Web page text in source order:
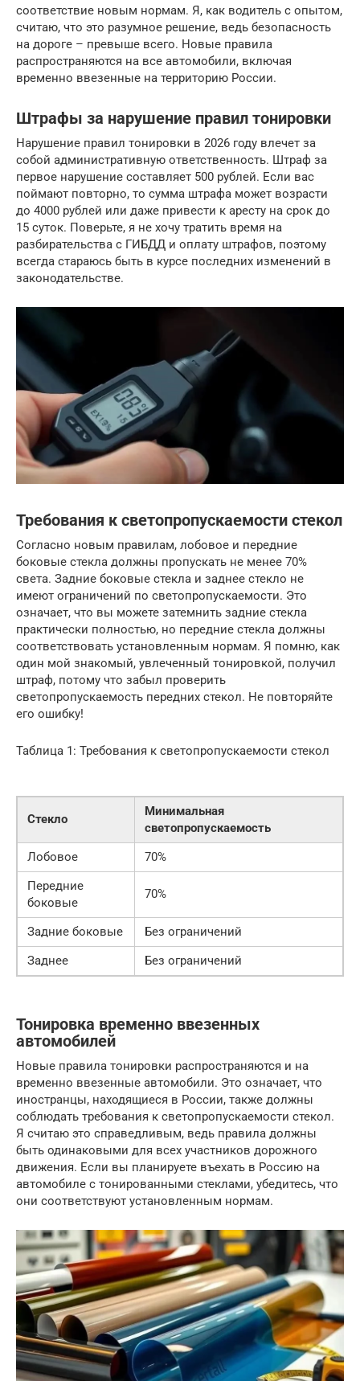
соответствие новым нормам. Я, как водитель с опытом,
считаю, что это разумное решение, ведь безопасность
на дороге – превыше всего. Новые правила
распространяются на все автомобили, включая
временно ввезенные на территорию России.
Штрафы за нарушение правил тонировки
Нарушение правил тонировки в 2026 году влечет за
собой административную ответственность. Штраф за
первое нарушение составляет 500 рублей. Если вас
поймают повторно, то сумма штрафа может возрасти
до 4000 рублей или даже привести к аресту на срок до
15 суток. Поверьте, я не хочу тратить время на
разбирательства с ГИБДД и оплату штрафов, поэтому
всегда стараюсь быть в курсе последних изменений в
законодательстве.
Требования к светопропускаемости стекол
Согласно новым правилам, лобовое и передние
боковые стекла должны пропускать не менее 70%
света. Задние боковые стекла и заднее стекло не
имеют ограничений по светопропускаемости. Это
означает, что вы можете затемнить задние стекла
практически полностью, но передние стекла должны
соответствовать установленным нормам. Я помню, как
один мой знакомый, увлеченный тонировкой, получил
штраф, потому что забыл проверить
светопропускаемость передних стекол. Не повторяйте
его ошибку!
Таблица 1: Требования к светопропускаемости стекол
Стекло
Минимальная
светопропускаемость
Лобовое
70%
Передние
боковые
70%
Задние боковые
Без ограничений
Заднее
Без ограничений
Тонировка временно ввезенных
автомобилей
Новые правила тонировки распространяются и на
временно ввезенные автомобили. Это означает, что
иностранцы, находящиеся в России, также должны
соблюдать требования к светопропускаемости стекол.
Я считаю это справедливым, ведь правила должны
быть одинаковыми для всех участников дорожного
движения. Если вы планируете въехать в Россию на
автомобиле с тонированными стеклами, убедитесь, что
они соответствуют установленным нормам.